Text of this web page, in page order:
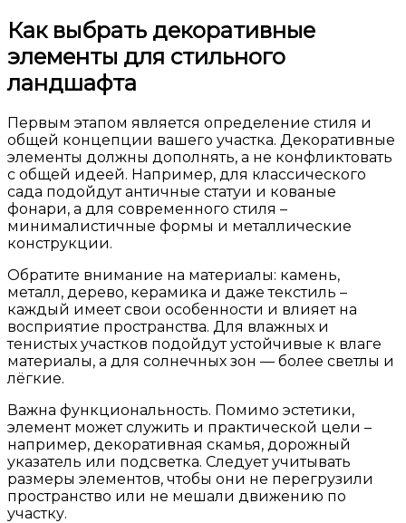
Как выбрать декоративные
элементы для стильного
ландшафта
Первым этапом является определение стиля и
общей концепции вашего участка. Декоративные
элементы должны дополнять, а не конфликтовать
с общей идеей. Например, для классического
сада подойдут античные статуи и кованые
фонари, а для современного стиля –
минималистичные формы и металлические
конструкции.
Обратите внимание на материалы: камень,
металл, дерево, керамика и даже текстиль –
каждый имеет свои особенности и влияет на
восприятие пространства. Для влажных и
тенистых участков подойдут устойчивые к влаге
материалы, а для солнечных зон — более светлы и
лёгкие.
Важна функциональность. Помимо эстетики,
элемент может служить и практической цели –
например, декоративная скамья, дорожный
указатель или подсветка. Следует учитывать
размеры элементов, чтобы они не перегрузили
пространство или не мешали движению по
участку.